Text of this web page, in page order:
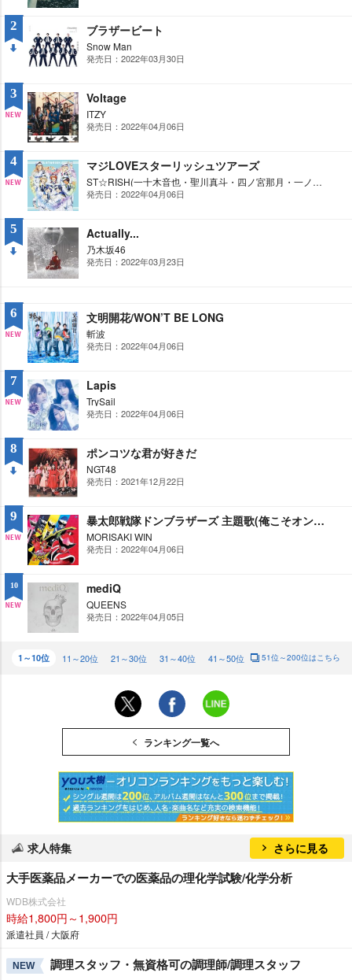
W
2
WN
ブラザービート
Snow Man
発売日：2022年03月30日
3
W
Voltage
ITZY
発売日：2022年04月06日
4
W
マジLOVEスターリッシュツアーズ
ST☆RISH(一十木音也・聖川真斗・四ノ宮那月・一ノ瀬トキヤ・神宮寺レン・来栖翔・愛島セシル/CV:寺島拓篤・鈴村健一・谷山紀章・宮野真守・諏訪部順一・下野紘・鳥海浩輔)
発売日：2022年04月06日
5 Actually...
乃木坂46
発売日：2022年03月23日
6
W
文明開花/WON’T BE LONG
斬波
発売日：2022年04月06日
7
W
Lapis
TrySail
発売日：2022年04月06日
8
WN
ポンコツな君が好きだ
NGT48
発売日：2021年12月22日
9
W
暴太郎戦隊ドンブラザーズ 主題歌(俺こそオンリーワン/Don’t Boo!ドンブラザーズ)
MORISAKI WIN
発売日：2022年04月06日
10 mediQ
QUEENS
発売日：2022年04月05日
1～10位 11～20位 21～30位 31～40位 41～50位 51位～200位はこちら
ランキング一覧へ
求人特集 さらに見る
大手医薬品メーカーでの医薬品の理化学試験/化学分析
WDB株式会社
時給1,800円～1,900円
派遣社員 / 大阪府
NEW 調理スタッフ・無資格可の調理師/調理スタッフ